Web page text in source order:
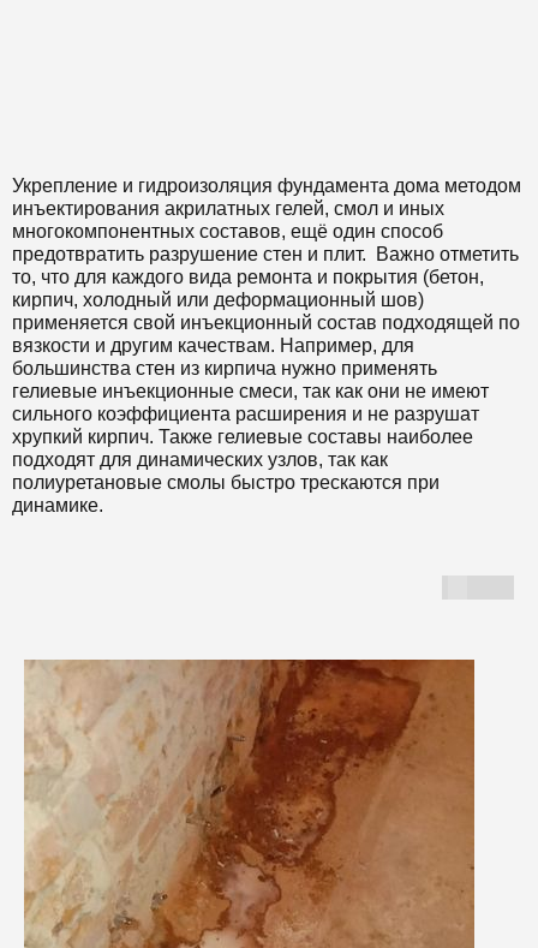
Укрепление и гидроизоляция фундамента дома методом
инъектирования акрилатных гелей, смол и иных
многокомпонентных составов, ещё один способ
предотвратить разрушение стен и плит. Важно отметить
то, что для каждого вида ремонта и покрытия (бетон,
кирпич, холодный или деформационный шов)
применяется свой инъекционный состав подходящей по
вязкости и другим качествам. Например, для
большинства стен из кирпича нужно применять
гелиевые инъекционные смеси, так как они не имеют
сильного коэффициента расширения и не разрушат
хрупкий кирпич. Также гелиевые составы наиболее
подходят для динамических узлов, так как
полиуретановые смолы быстро трескаются при
динамике.